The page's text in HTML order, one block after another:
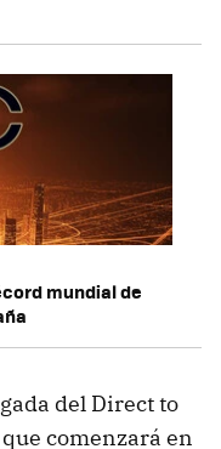
mundial de
del Direct to
comenzará en